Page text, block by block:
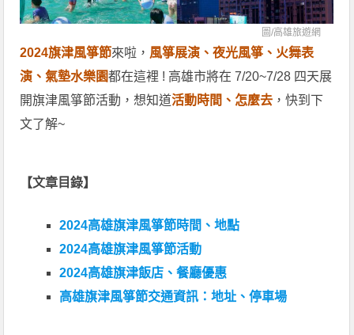
圖/高雄旅遊網
2024旗津風箏節來啦， 風箏展演、夜光風箏、火舞表
演、氣墊水樂園都在這裡 ! 高雄市將在 7/20~7/28 四天展
開旗津風箏節活動，想知道活動時間、怎麼去 ，快到下
文了解~
【文章目錄】
2024高雄旗津風箏節時間、地點
2024高雄旗津風箏節活動
2024高雄旗津飯店、餐廳優惠
高雄旗津風箏節交通資訊：地址、停車場